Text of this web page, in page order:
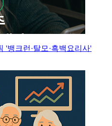
'뱅크런·탈모·흑백요리사'